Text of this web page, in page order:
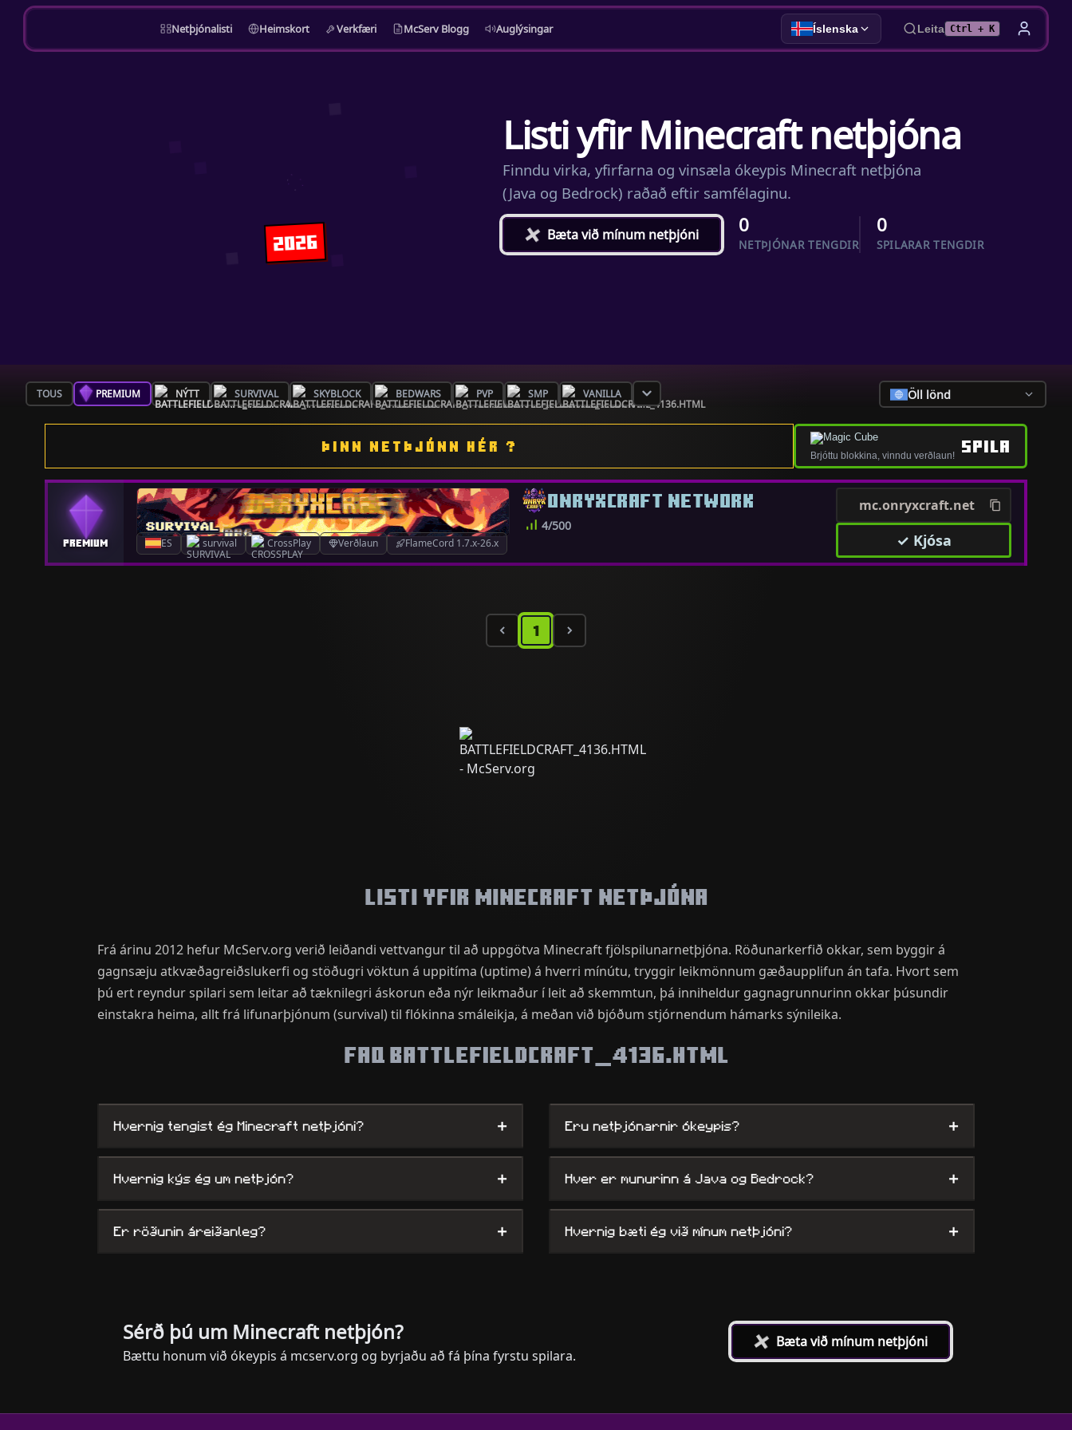
Netþjónalisti Heimskort Verkfæri McServ Blogg Auglýsingar Íslenska Leita Ctrl + K
2026
Listi yfir Minecraft netþjóna
Finndu virka, yfirfarna og vinsæla ókeypis Minecraft netþjóna
(Java og Bedrock) raðað eftir samfélaginu.
+Bæta við mínum netþjóni 0
NETÞJÓNAR TENGDIR
0
SPILARAR TENGDIR
TOUS PREMIUM NÝTT SURVIVAL SKYBLOCK BEDWARS PVP SMP VANILLA Öll lönd
ÞINN NETÞJÓNN HÉR ? Brjóttu blokkina, vinndu verðlaun! SPILA
ES survival CrossPlay Verðlaun FlameCord 1.7.x-26.x
ONRYXCRAFT NETWORK
4/500
mc.onryxcraft.net
✓ Kjósa
1
Listi yfir Minecraft netþjóna
Frá árinu 2012 hefur McServ.org verið leiðandi vettvangur til að uppgötva Minecraft fjölspilunarnetþjóna. Röðunarkerfið okkar, sem byggir á
gagnsæju atkvæðagreiðslukerfi og stöðugri vöktun á uppitíma (uptime) á hverri mínútu, tryggir leikmönnum gæðaupplifun án tafa. Hvort sem
þú ert reyndur spilari sem leitar að tæknilegri áskorun eða nýr leikmaður í leit að skemmtun, þá inniheldur gagnagrunnurinn okkar þúsundir
einstakra heima, allt frá lifunarþjónum (survival) til flókinna smáleikja, á meðan við bjóðum stjórnendum hámarks sýnileika.
FAQ BATTLEFIELDCRAFT_4136.HTML
Hvernig tengist ég Minecraft netþjóni? + Eru netþjónarnir ókeypis? +
Hvernig kýs ég um netþjón? + Hver er munurinn á Java og Bedrock? +
Er röðunin áreiðanleg? + Hvernig bæti ég við mínum netþjóni? +
Sérð þú um Minecraft netþjón?
Bættu honum við ókeypis á mcserv.org og byrjaðu að fá þína fyrstu spilara.
+Bæta við mínum netþjóni